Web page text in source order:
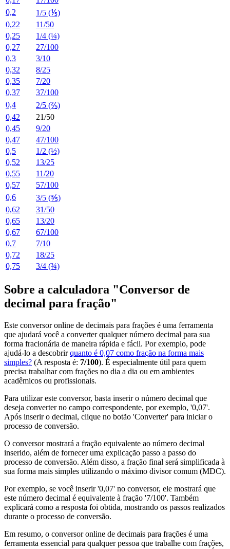
0,2
1/5 (⅕)
0,22
11/50
0,25
1/4 (¼)
0,27
27/100
0,3
3/10
0,32
8/25
0,35
7/20
0,37
37/100
0,4
2/5 (⅖)
0,42
21/50
0,45
9/20
0,47
47/100
0,5
1/2 (½)
0,52
13/25
0,55
11/20
0,57
57/100
0,6
3/5 (⅗)
0,62
31/50
0,65
13/20
0,67
67/100
0,7
7/10
0,72
18/25
0,75
3/4 (¾)
Sobre a calculadora "Conversor de
decimal para fração"
Este conversor online de decimais para frações é uma ferramenta
que ajudará você a converter qualquer número decimal para sua
forma fracionária de maneira rápida e fácil. Por exemplo, pode
ajudá-lo a descobrirquanto é 0,07 como fração na forma mais
simples? (A resposta é: 7/100). É especialmente útil para quem
precisa trabalhar com frações no dia a dia ou em ambientes
acadêmicos ou profissionais.
Para utilizar este conversor, basta inserir o número decimal que
deseja converter no campo correspondente, por exemplo, '0,07'.
Após inserir o decimal, clique no botão 'Converter' para iniciar o
processo de conversão.
O conversor mostrará a fração equivalente ao número decimal
inserido, além de fornecer uma explicação passo a passo do
processo de conversão. Além disso, a fração final será simplificada à
sua forma mais simples utilizando o máximo divisor comum (MDC).
Por exemplo, se você inserir '0,07' no conversor, ele mostrará que
este número decimal é equivalente à fração '7/100'. Também
explicará como a resposta foi obtida, mostrando os passos realizados
durante o processo de conversão.
Em resumo, o conversor online de decimais para frações é uma
ferramenta essencial para qualquer pessoa que trabalhe com frações,